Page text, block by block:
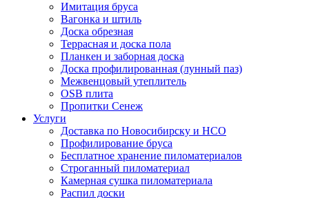
Имитация бруса
Вагонка и штиль
Доска обрезная
Террасная и доска пола
Планкен и заборная доска
Доска профилированная (лунный паз)
Межвенцовый утеплитель
OSB плита
Пропитки Сенеж
Услуги
Доставка по Новосибирску и НСО
Профилирование бруса
Бесплатное хранение пиломатериалов
Строганный пиломатериал
Камерная сушка пиломатериала
Распил доски